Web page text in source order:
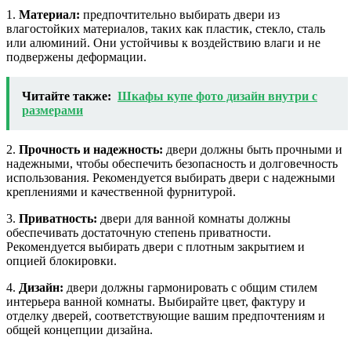
1. Материал: предпочтительно выбирать двери из
влагостойких материалов, таких как пластик, стекло, сталь
или алюминий. Они устойчивы к воздействию влаги и не
подвержены деформации.
Читайте также: Шкафы купе фото дизайн внутри с
размерами
2. Прочность и надежность: двери должны быть прочными и
надежными, чтобы обеспечить безопасность и долговечность
использования. Рекомендуется выбирать двери с надежными
креплениями и качественной фурнитурой.
3. Приватность: двери для ванной комнаты должны
обеспечивать достаточную степень приватности.
Рекомендуется выбирать двери с плотным закрытием и
опцией блокировки.
4. Дизайн: двери должны гармонировать с общим стилем
интерьера ванной комнаты. Выбирайте цвет, фактуру и
отделку дверей, соответствующие вашим предпочтениям и
общей концепции дизайна.